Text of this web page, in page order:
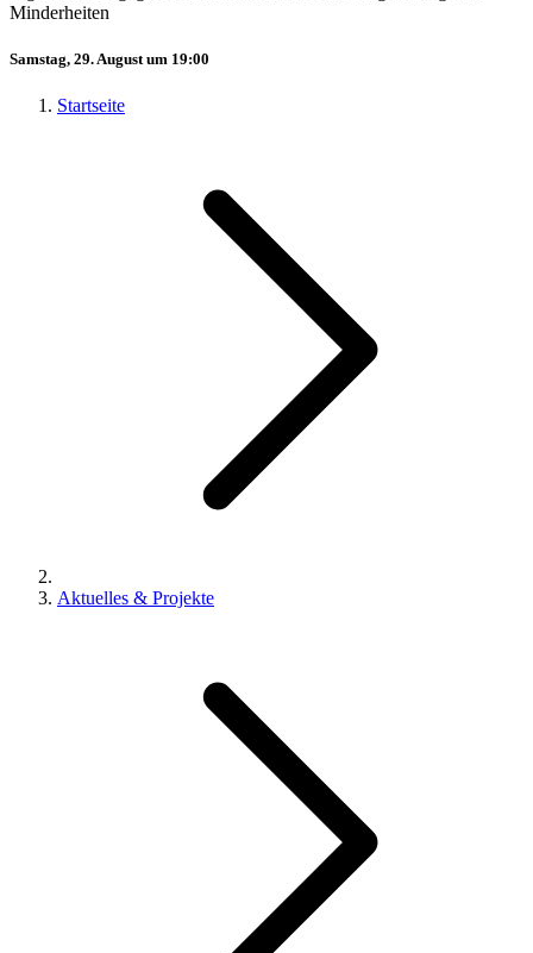
Minderheiten
Samstag, 29. August um 19:00
Startseite
Aktuelles & Projekte